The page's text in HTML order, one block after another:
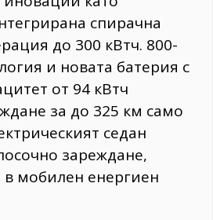
спирачна
до 300 кВтч. 800-
и новата батерия с
от 94 кВтч
за до 325 км само
седан
зареждане,
мобилен енергиен